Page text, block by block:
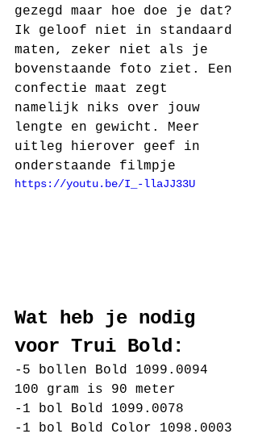
gezegd maar hoe doe je dat?
Ik geloof niet in standaard
maten, zeker niet als je
bovenstaande foto ziet. Een
confectie maat zegt
namelijk niks over jouw
lengte en gewicht. Meer
uitleg hierover geef in
onderstaande filmpje
https://youtu.be/I_-llaJJ33U
Wat heb je nodig
voor Trui Bold:
-5 bollen Bold 1099.0094
100 gram is 90 meter
-1 bol Bold 1099.0078
-1 bol Bold Color 1098.0003